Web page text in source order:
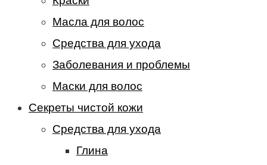
Масла для волос
Средства для ухода
Заболевания и проблемы
Маски для волос
Секреты чистой кожи
Средства для ухода
Глина